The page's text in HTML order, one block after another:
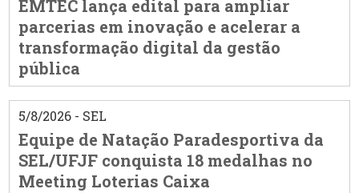
EMTEC lança edital para ampliar
parcerias em inovação e acelerar a
transformação digital da gestão
pública
5/8/2026 - SEL
Equipe de Natação Paradesportiva da
SEL/UFJF conquista 18 medalhas no
Meeting Loterias Caixa